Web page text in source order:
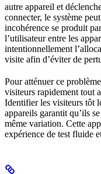
autre appareil et
connecter, le système
incohérence se produit
l’utilisateur entre les
intentionnellement
visite afin d’éviter de
Pour atténuer ce
visiteurs rapidement tout
Identifier les visiteurs tôt
appareils garantit qu’ils
même variation. Cette
expérience de test fluide